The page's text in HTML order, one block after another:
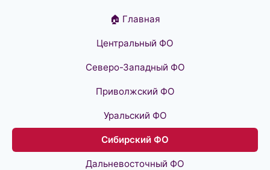
🏠 Главная
Центральный ФО
Северо-Западный ФО
Приволжский ФО
Уральский ФО
Сибирский ФО
Дальневосточный ФО